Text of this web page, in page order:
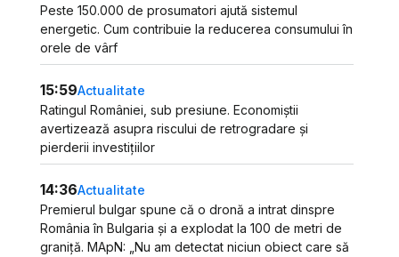
Peste 150.000 de prosumatori ajută sistemul
energetic. Cum contribuie la reducerea consumului în
orele de vârf
15:59Actualitate
Ratingul României, sub presiune. Economiștii
avertizează asupra riscului de retrogradare și
pierderii investițiilor
14:36Actualitate
Premierul bulgar spune că o dronă a intrat dinspre
România în Bulgaria și a explodat la 100 de metri de
graniță. MApN: „Nu am detectat niciun obiect care să